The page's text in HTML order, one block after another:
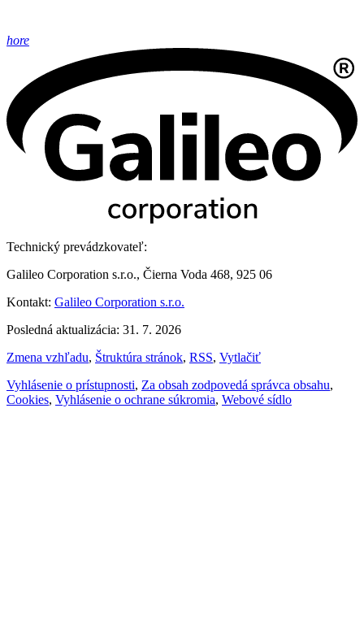
hore
Technický prevádzkovateľ:
Galileo Corporation s.r.o., Čierna Voda 468, 925 06
Kontakt: Galileo Corporation s.r.o.
Posledná aktualizácia: 31. 7. 2026
Zmena vzhľadu, Štruktúra stránok, RSS, Vytlačiť
Vyhlásenie o prístupnosti, Za obsah zodpovedá správca obsahu,
Cookies, Vyhlásenie o ochrane súkromia, Webové sídlo